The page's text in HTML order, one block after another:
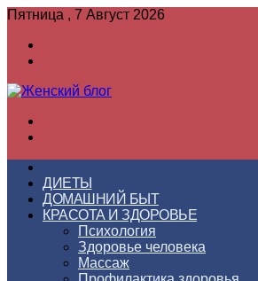
Пятница , 7 Август 2026
ДИЕТЫ
ДОМАШНИЙ БЫТ
КРАСОТА И ЗДОРОВЬЕ
Психология
Здоровье человека
Массаж